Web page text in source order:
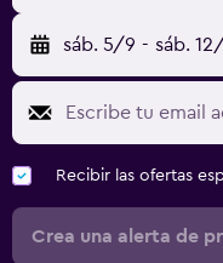
sáb. 5/9 - sáb.
Recibir las ofertas
Crea una alerta de